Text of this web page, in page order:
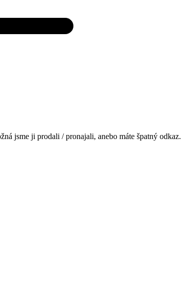
jsme ji prodali / pronajali, anebo máte špatný odkaz.